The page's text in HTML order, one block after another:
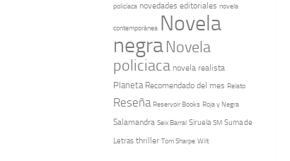
policíaca novedades editoriales novela
contemporánea Novela
negraNovela
policiaca novela realista
Planeta Recomendado del mes Relato
Reseña Reservoir Books Roja y Negra
Salamandra Seix Barral Siruela SM Suma de
Letras thriller Tom Sharpe Wilt